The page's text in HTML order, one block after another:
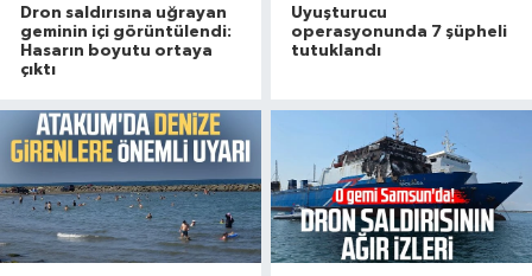
Dron saldırısına uğrayan
geminin içi görüntülendi:
Hasarın boyutu ortaya
çıktı
Uyuşturucu
operasyonunda 7 şüpheli
tutuklandı